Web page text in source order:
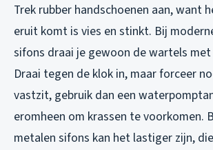
Trek rubber handschoenen aan, want
eruit komt is vies en stinkt. Bij
sifons draai je gewoon de wartels met
Draai tegen de klok in, maar forceer
vastzit, gebruik dan een
eromheen om krassen te voorkomen.
metalen sifons kan het lastiger zijn,